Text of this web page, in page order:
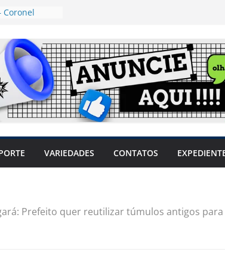
Coronel
mulheres
travar o
produtores
sem
sintomas,
VARIEDADES CONTATOS
Prefeito quer reutilizar túmulos antigos